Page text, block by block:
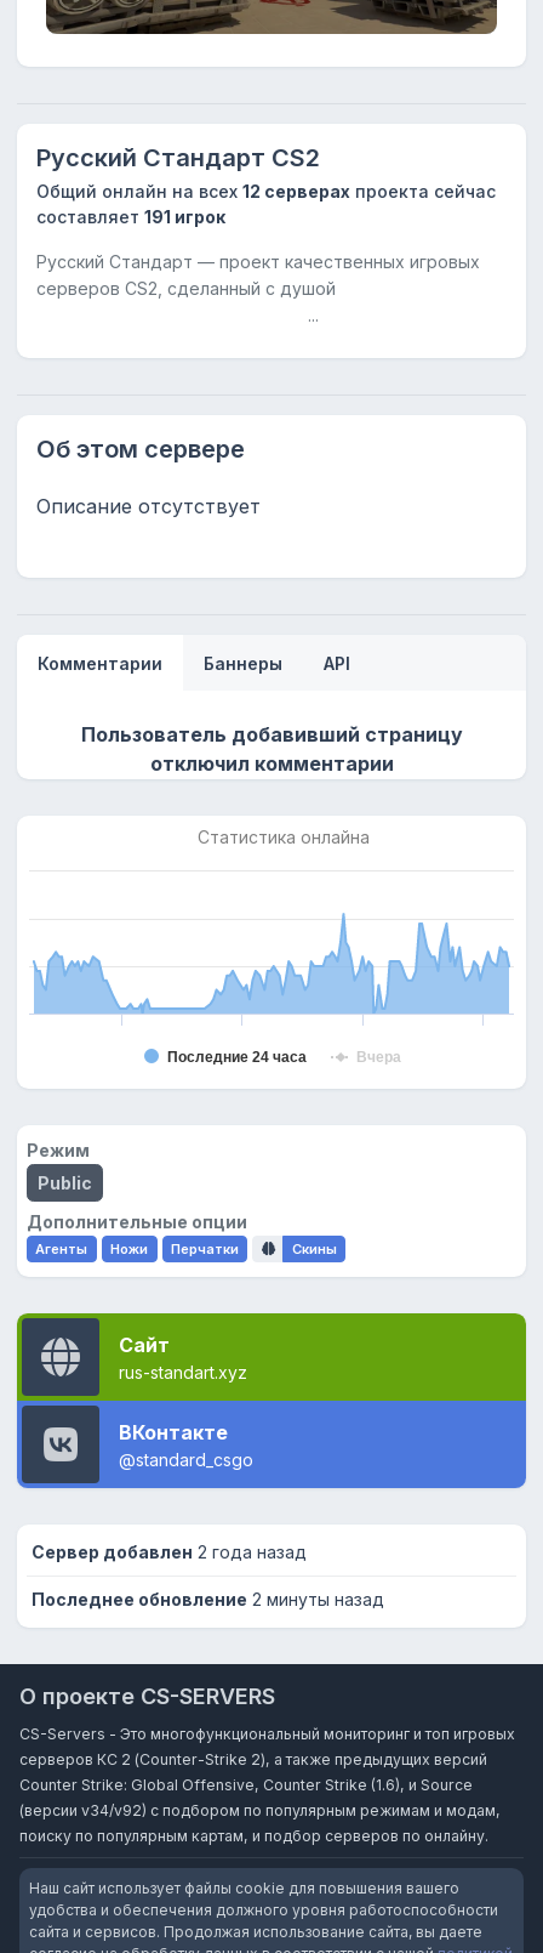
Русский Стандарт CS2
Общий онлайн на всех 12 серверах проекта сейчас
составляет 191 игрок
Русский Стандарт — проект качественных игровых
серверов CS2, сделанный с душой
...
Об этом сервере
Описание отсутствует
Комментарии Баннеры API
Пользователь добавивший страницу
отключил комментарии
Последние 24 часа Вчера
Статистика онлайна
Режим
Public
Дополнительные опции
Агенты Ножи Перчатки Скины
Сайт
rus-standart.xyz
ВКонтакте
@standard_csgo
Сервер добавлен 2 года назад
Последнее обновление 2 минуты назад
О проекте CS-SERVERS
CS-Servers - Это многофункциональный мониторинг и топ игровых
серверов КС 2 (Counter-Strike 2), а также предыдущих версий
Counter Strike: Global Offensive, Counter Strike (1.6), и Source
(версии v34/v92) с подбором по популярным режимам и модам,
поиску по популярным картам, и подбор серверов по онлайну.
Наш сайт использует файлы cookie для повышения вашего
удобства и обеспечения должного уровня работоспособности
сайта и сервисов. Продолжая использование сайта, вы даете